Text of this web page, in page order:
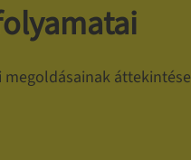
megoldásainak áttekintése